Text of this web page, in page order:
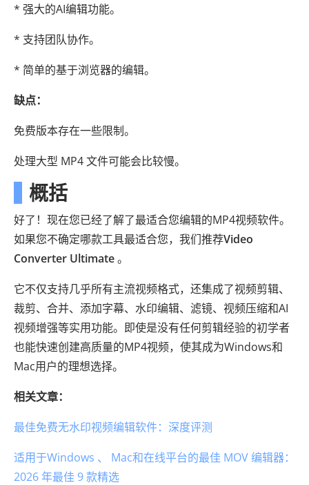
* 强大的AI编辑功能。
* 支持团队协作。
* 简单的基于浏览器的编辑。
缺点：
免费版本存在一些限制。
处理大型 MP4 文件可能会比较慢。
概括
好了！现在您已经了解了最适合您编辑的MP4视频软件。
如果您不确定哪款工具最适合您，我们推荐Video
Converter Ultimate。
它不仅支持几乎所有主流视频格式，还集成了视频剪辑、
裁剪、合并、添加字幕、水印编辑、滤镜、视频压缩和AI
视频增强等实用功能。即使是没有任何剪辑经验的初学者
也能快速创建高质量的MP4视频，使其成为Windows和
Mac用户的理想选择。
相关文章：
最佳免费无水印视频编辑软件：深度评测
适用于Windows 、 Mac和在线平台的最佳 MOV 编辑器：
2026 年最佳 9 款精选